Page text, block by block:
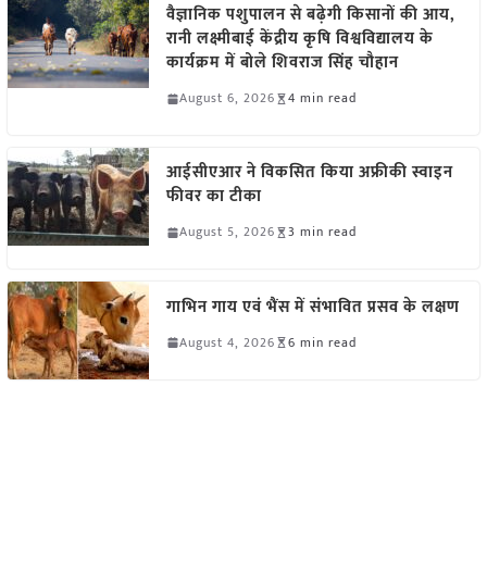
वैज्ञानिक पशुपालन से बढ़ेगी किसानों की आय,
रानी लक्ष्मीबाई केंद्रीय कृषि विश्वविद्यालय के
कार्यक्रम में बोले शिवराज सिंह चौहान
August 6, 2026 4 min read
आईसीएआर ने विकसित किया अफ्रीकी स्वाइन
फीवर का टीका
August 5, 2026 3 min read
गाभिन गाय एवं भैंस में संभावित प्रसव के लक्षण
August 4, 2026 6 min read